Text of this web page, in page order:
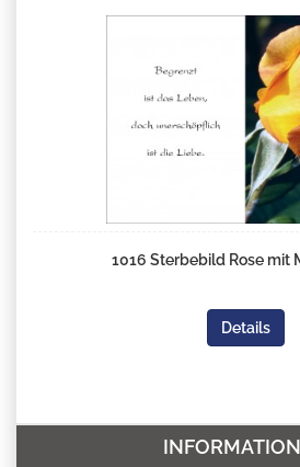
1016 Sterbebild Rose mit
Details